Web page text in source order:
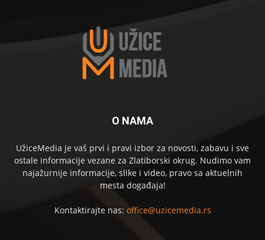
O NAMA
UžiceMedia je vaš prvi i pravi izbor za novosti, zabavu i sve
ostale informacije vezane za Zlatiborski okrug. Nudimo vam
najažurnije informacije, slike i video, pravo sa aktuelnih
mesta događaja!
Kontaktirajte nas: office@uzicemedia.rs